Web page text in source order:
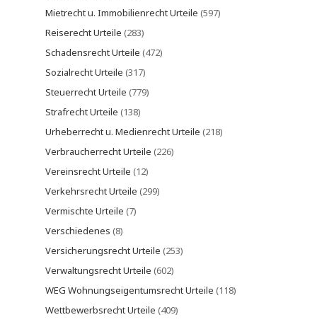
Mietrecht u. Immobilienrecht Urteile (597)
Reiserecht Urteile (283)
Schadensrecht Urteile (472)
Sozialrecht Urteile (317)
Steuerrecht Urteile (779)
Strafrecht Urteile (138)
Urheberrecht u. Medienrecht Urteile (218)
Verbraucherrecht Urteile (226)
Vereinsrecht Urteile (12)
Verkehrsrecht Urteile (299)
Vermischte Urteile (7)
Verschiedenes (8)
Versicherungsrecht Urteile (253)
Verwaltungsrecht Urteile (602)
WEG Wohnungseigentumsrecht Urteile (118)
Wettbewerbsrecht Urteile (409)